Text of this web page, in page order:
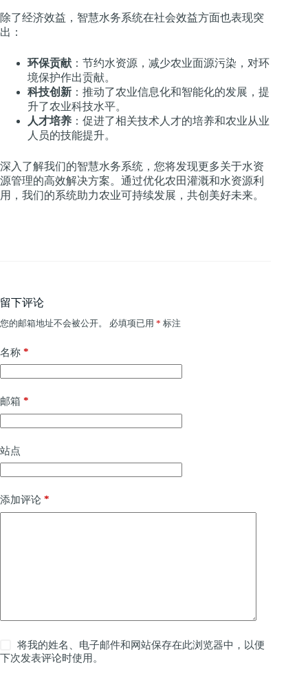
除了经济效益，智慧水务系统在社会效益方面也表现突
出：
环保贡献 ：节约水资源，减少农业面源污染，对环
境保护作出贡献。
科技创新 ：推动了农业信息化和智能化的发展，提
升了农业科技水平。
人才培养 ：促进了相关技术人才的培养和农业从业
人员的技能提升。
深入了解我们的智慧水务系统，您将发现更多关于水资
源管理的高效解决方案。通过优化农田灌溉和水资源利
用，我们的系统助力农业可持续发展，共创美好未来。
留下评论
您的邮箱地址不会被公开。 必填项已用 * 标注
名称 *
邮箱 *
站点
添加评论 *
将我的姓名、电子邮件和网站保存在此浏览器中，以便
下次发表评论时使用。